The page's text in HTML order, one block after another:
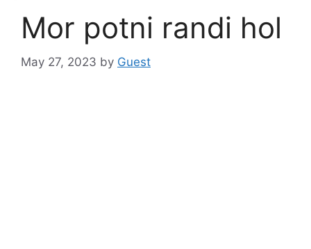
Mor potni randi hol
May 27, 2023 by Guest